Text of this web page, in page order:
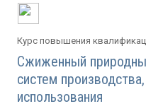
Курс повышения
Сжиженный
систем
использования